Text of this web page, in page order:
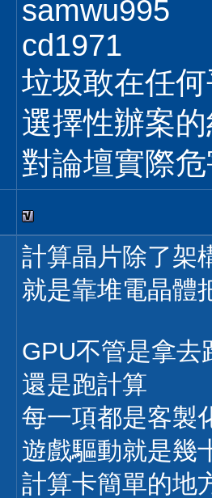
samwu995
cd1971
垃圾敢在任
選擇性辦案
對論壇實際
計算晶片除了架
就是靠堆電晶體
GPU不管是拿去
還是跑計算
每一項都是客製
遊戲驅動就是幾
計算卡簡單的地